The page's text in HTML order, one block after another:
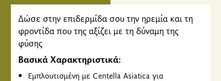
Δώσε στην επιδερμίδα σου την ηρεμία και τη
φροντίδα που της αξίζει με τη δύναμη της
φύσης
Βασικά Χαρακτηριστικά:
Εμπλουτισμένη με Centella Asiatica για